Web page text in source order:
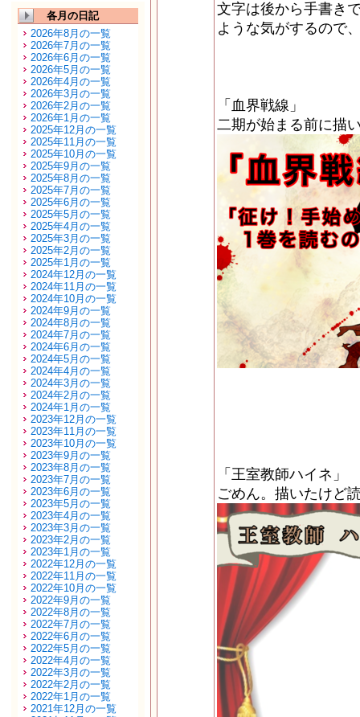
各月の日記
2026年8月の一覧
2026年7月の一覧
2026年6月の一覧
2026年5月の一覧
2026年4月の一覧
2026年3月の一覧
2026年2月の一覧
2026年1月の一覧
2025年12月の一覧
2025年11月の一覧
2025年10月の一覧
2025年9月の一覧
2025年8月の一覧
2025年7月の一覧
2025年6月の一覧
2025年5月の一覧
2025年4月の一覧
2025年3月の一覧
2025年2月の一覧
2025年1月の一覧
2024年12月の一覧
2024年11月の一覧
2024年10月の一覧
2024年9月の一覧
2024年8月の一覧
2024年7月の一覧
2024年6月の一覧
2024年5月の一覧
2024年4月の一覧
2024年3月の一覧
2024年2月の一覧
2024年1月の一覧
2023年12月の一覧
2023年11月の一覧
2023年10月の一覧
2023年9月の一覧
2023年8月の一覧
2023年7月の一覧
2023年6月の一覧
2023年5月の一覧
2023年4月の一覧
2023年3月の一覧
2023年2月の一覧
2023年1月の一覧
2022年12月の一覧
2022年11月の一覧
2022年10月の一覧
2022年9月の一覧
2022年8月の一覧
2022年7月の一覧
2022年6月の一覧
2022年5月の一覧
2022年4月の一覧
2022年3月の一覧
2022年2月の一覧
2022年1月の一覧
2021年12月の一覧
文字は後から手書き
ような気がするので
「血界戦線」
二期が始まる前に描
「王室教師ハイネ」
ごめん。描いたけど